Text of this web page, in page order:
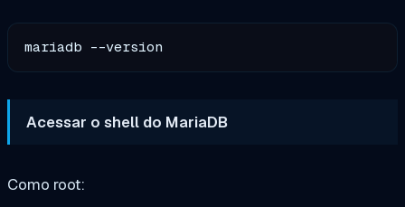
Acessar o shell do MariaDB
Como root: